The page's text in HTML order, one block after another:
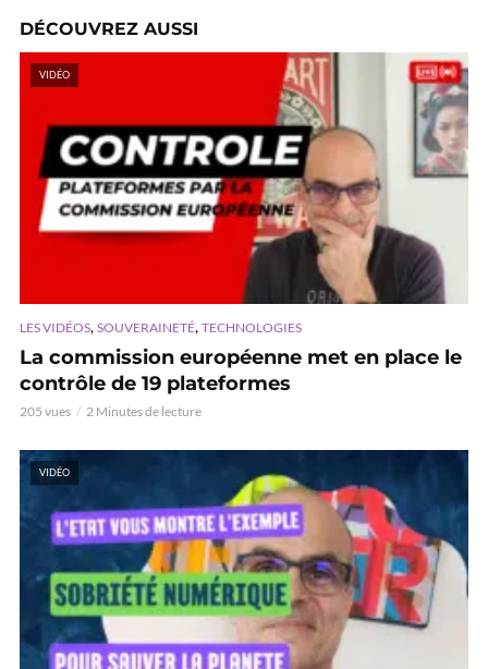
DÉCOUVREZ AUSSI
VIDÉO
LES VIDÉOS, SOUVERAINETÉ, TECHNOLOGIES
La commission européenne met en place le
contrôle de 19 plateformes
205 vues 2 Minutes de lecture
VIDÉO